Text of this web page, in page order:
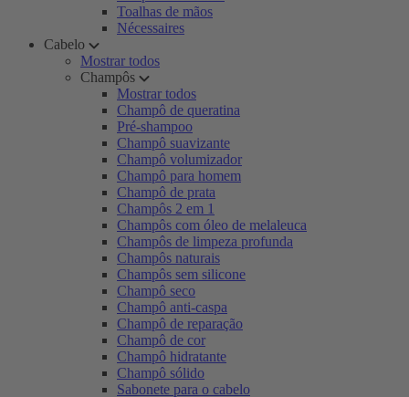
Toalhas de mãos
Nécessaires
Cabelo
Mostrar todos
Champôs
Mostrar todos
Champô de queratina
Pré-shampoo
Champô suavizante
Champô volumizador
Champô para homem
Champô de prata
Champôs 2 em 1
Champôs com óleo de melaleuca
Champôs de limpeza profunda
Champôs naturais
Champôs sem silicone
Champô seco
Champô anti-caspa
Champô de reparação
Champô de cor
Champô hidratante
Champô sólido
Sabonete para o cabelo